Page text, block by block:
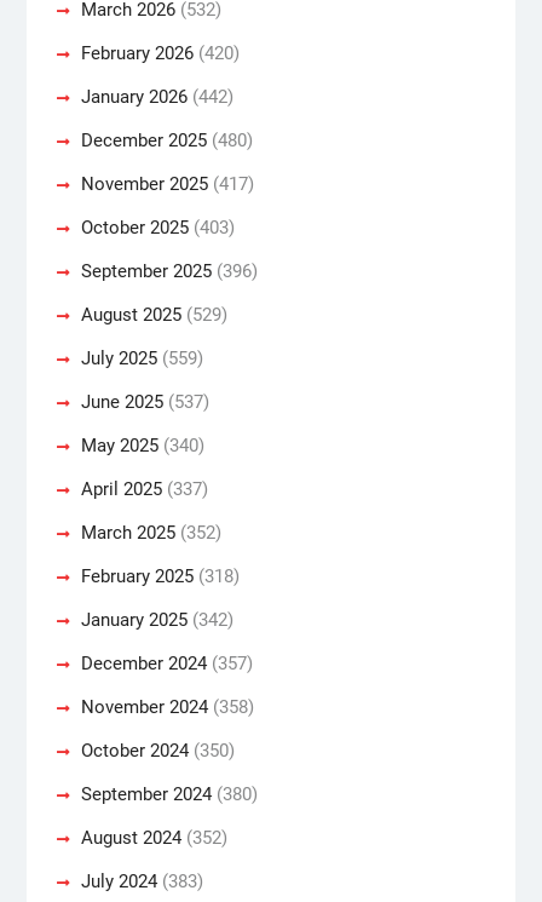
March 2026(532)
February 2026(420)
January 2026(442)
December 2025(480)
November 2025(417)
October 2025(403)
September 2025(396)
August 2025(529)
July 2025(559)
June 2025(537)
May 2025(340)
April 2025(337)
March 2025(352)
February 2025(318)
January 2025(342)
December 2024(357)
November 2024(358)
October 2024(350)
September 2024(380)
August 2024(352)
July 2024(383)